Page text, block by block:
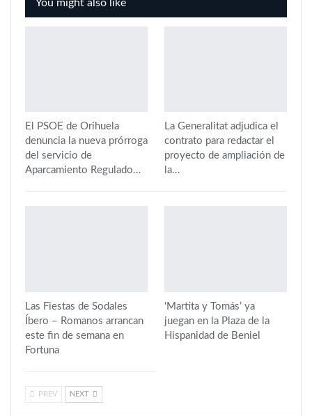
You might also like
El PSOE de Orihuela
denuncia la nueva prórroga
del servicio de
Aparcamiento Regulado…
La Generalitat adjudica el
contrato para redactar el
proyecto de ampliación de
la…
Las Fiestas de Sodales
Íbero – Romanos arrancan
este fin de semana en
Fortuna
‘Martita y Tomás’ ya
juegan en la Plaza de la
Hispanidad de Beniel
PREV NEXT